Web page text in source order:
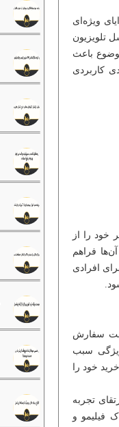
ویژه‌ای
تلویزیون
باعث
کاربردی
خود را از
فراهم
افرادی
سفارش
ویژگی سبب
خود را
تجربه
فیلیمو و